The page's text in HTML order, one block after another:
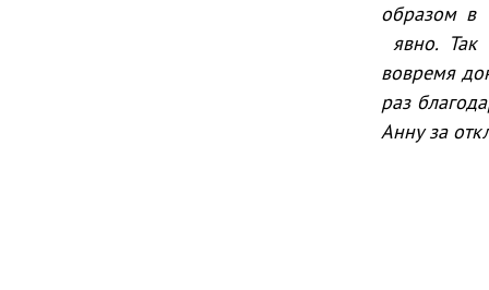
образом в
явно.
вовремя
раз
Анну за